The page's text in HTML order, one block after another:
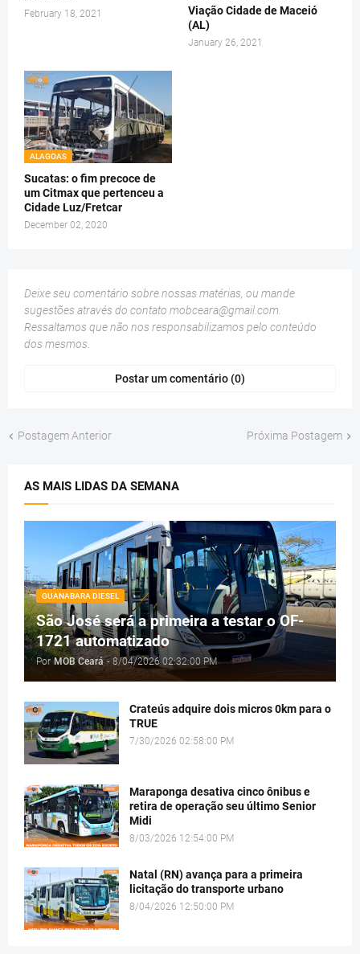
February 18, 2021
Viação Cidade de Maceió
(AL)
January 26, 2021
ALAGOAS
Sucatas: o fim precoce de
um Citmax que pertenceu a
Cidade Luz/Fretcar
December 02, 2020
Deixe seu comentário sobre nossas matérias, ou mande
sugestões através do contato mobceara@gmail.com
Ressaltamos que não nos responsabilizamos pelo conteúdo
dos mesmos.
Postar um comentário (0)
Postagem Anterior Próxima Postagem
AS MAIS LIDAS DA SEMANA
GUANABARA DIESEL
São José será a primeira a testar o OF-
1721 automatizado
Por MOB Ceará - 8/04/2026 02:32:00 PM
Crateús adquire dois micros 0km para o
TRUE
7/30/2026 02:58:00 PM
Maraponga desativa cinco ônibus e
retira de operação seu último Senior
Midi
8/03/2026 12:54:00 PM
Natal (RN) avança para a primeira
licitação do transporte urbano
8/04/2026 12:50:00 PM